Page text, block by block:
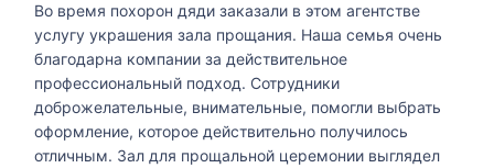
Во время похорон дяди заказали в этом агентстве
услугу украшения зала прощания. Наша семья очень
благодарна компании за действительное
профессиональный подход. Сотрудники
доброжелательные, внимательные, помогли выбрать
оформление, которое действительно получилось
отличным. Зал для прощальной церемонии выглядел